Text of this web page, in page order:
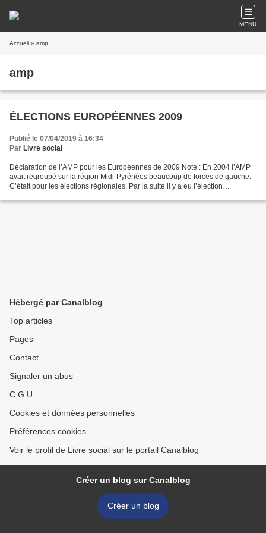
MENU
Accueil » amp
amp
ÉLECTIONS EUROPÉENNES 2009
Publié le 07/04/2019 à 16:34
Par Livre social
Déclaration de l’AMP pour les Européennes de 2009 Note : En 2004 l’AMP
avait regroupé sur la région Midi-Pyrénées beaucoup de forces de gauche.
C’était pour les élections régionales. Par la suite il y a eu l’élection
Hébergé par Canalblog
Top articles
Pages
Contact
Signaler un abus
C.G.U.
Cookies et données personnelles
Préférences cookies
Voir le profil de Livre social sur le portail Canalblog
Créer un blog sur Canalblog
Créer un blog